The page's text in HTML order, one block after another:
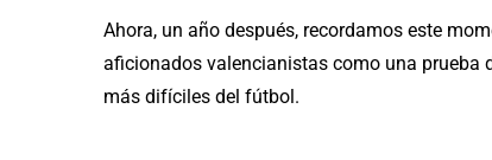
Ahora, un año después, recordamos este
aficionados valencianistas como una prueba
más difíciles del fútbol.